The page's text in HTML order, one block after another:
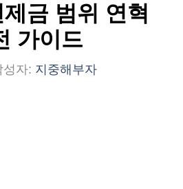
금 범위 연혁
가이드
성자: 지중해부자